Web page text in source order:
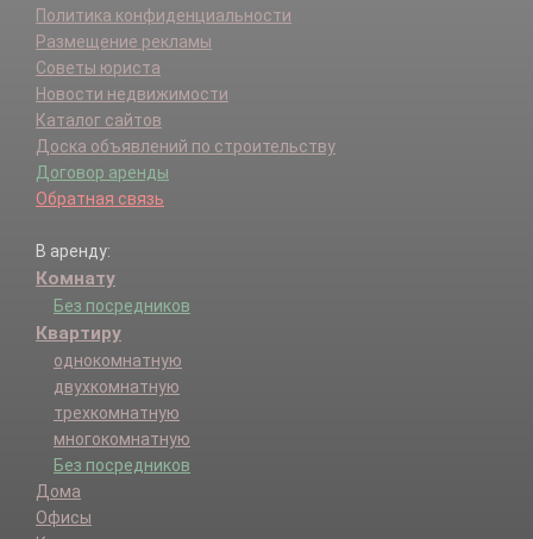
Политика конфиденциальности
Размещение рекламы
Советы юриста
Новости недвижимости
Каталог сайтов
Доска объявлений по строительству
Договор аренды
Обратная связь
В аренду:
Комнату
Без посредников
Квартиру
однокомнатную
двухкомнатную
трехкомнатную
многокомнатную
Без посредников
Дома
Офисы